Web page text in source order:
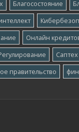
Благосостояние
Онлайн
Саптех
правительство